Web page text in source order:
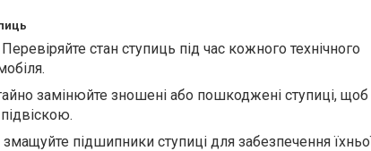
стан ступиць під час кожного технічного
замінюйте зношені або пошкоджені ступиці, щоб
підшипники ступиці для забезпечення